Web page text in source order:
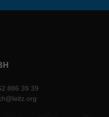
886 39 39